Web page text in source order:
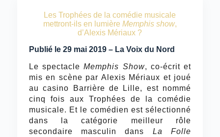
Les Trophées de la comédie musicale
mettront-ils en lumière Memphis show,
d’Alexis Mériaux ?
Publié le 29 mai 2019 – La Voix du Nord
Le spectacleMemphis Show, co-écrit et
mis en scène par Alexis Mériaux et joué
au casino Barrière de Lille, est nommé
cinq fois aux Trophées de la comédie
musicale. Et le comédien est sélectionné
dans la catégorie meilleur rôle
secondaire masculin dans La Folle